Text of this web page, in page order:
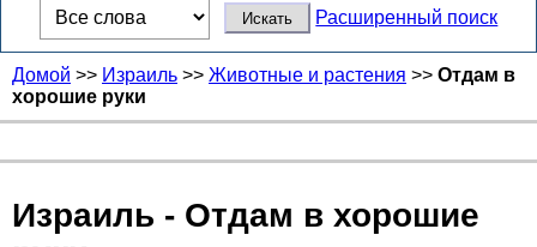
Расширенный поиск
Домой >> Израиль >> Животные и растения >> Отдам в
хорошие руки
Израиль - Отдам в хорошие